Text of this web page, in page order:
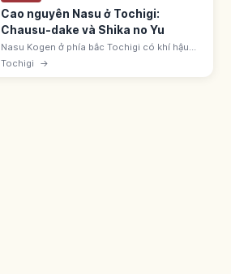
Cao nguyên Nasu ở Tochigi:
Chausu-dake và Shika no Yu
Nasu Kogen ở phía bắc Tochigi có khí hậu
mát mẻ và đỉnh Chausu-dake. Nasu
Onsenkyo có suối lưu huỳnh, carbonat và
Tochigi →